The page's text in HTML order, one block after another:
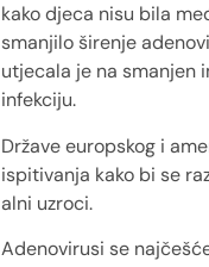
kako djeca nisu bila
smanjilo širenje
utjecala je na smanjen
infekciju.
Države europskog i
ispitivanja kako bi se
alni uzroci.
Adenovirusi se